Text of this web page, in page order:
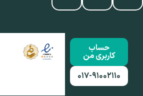
حساب
کاربری من
۰۱۷-۹۱۰۰۲۱۱۰